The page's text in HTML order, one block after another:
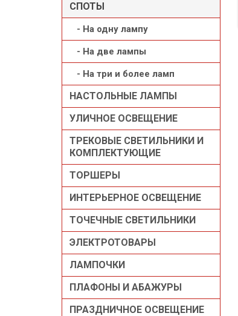
СПОТЫ
- На одну лампу
- На две лампы
- На три и более ламп
НАСТОЛЬНЫЕ ЛАМПЫ
УЛИЧНОЕ ОСВЕЩЕНИЕ
ТРЕКОВЫЕ СВЕТИЛЬНИКИ И
КОМПЛЕКТУЮЩИЕ
ТОРШЕРЫ
ИНТЕРЬЕРНОЕ ОСВЕЩЕНИЕ
ТОЧЕЧНЫЕ СВЕТИЛЬНИКИ
ЭЛЕКТРОТОВАРЫ
ЛАМПОЧКИ
ПЛАФОНЫ И АБАЖУРЫ
ПРАЗДНИЧНОЕ ОСВЕЩЕНИЕ